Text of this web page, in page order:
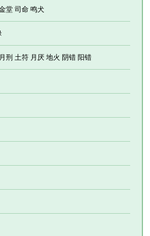
堂 司命 鸣犬
刑 土符 月厌 地火 阴错 阳错